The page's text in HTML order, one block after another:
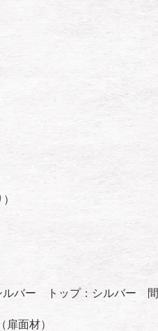
バー トップ：シルバー 間
面材）